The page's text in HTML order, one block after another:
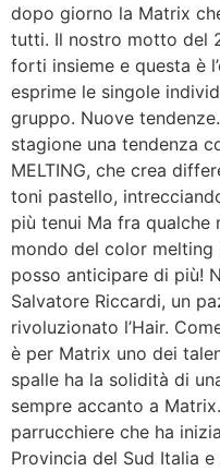
dopo giorno la Matrix
tutti. Il nostro motto del
forti insieme e questa è
esprime le singole
gruppo. Nuove
stagione una tendenza
MELTING, che crea
toni pastello,
più tenui Ma fra qualche
mondo del color
posso anticipare di più!
Salvatore Riccardi, un
rivoluzionato l’Hair.
è per Matrix uno dei
spalle ha la solidità di
sempre accanto a
parrucchiere che ha
Provincia del Sud Italia